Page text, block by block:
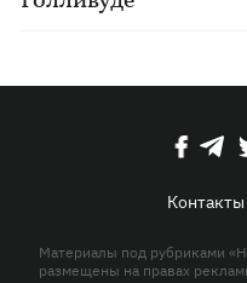
Контакты
Материалы под рубриками
размещены на правах